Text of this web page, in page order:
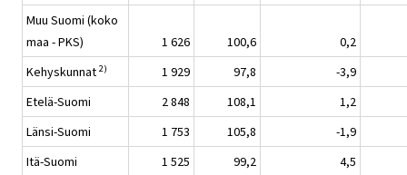
Muu Suomi (koko
maa - PKS)
1 626 100,6
0,2
Kehyskunnat 2) 1 929 97,8
-3,9
Etelä-Suomi
2 848 108,1
1,2
Länsi-Suomi
1 753 105,8
-1,9
Itä-Suomi
1 525 99,2
4,5